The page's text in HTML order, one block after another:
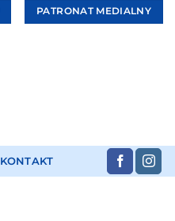
PATRONAT MEDIALNY
KONTAKT